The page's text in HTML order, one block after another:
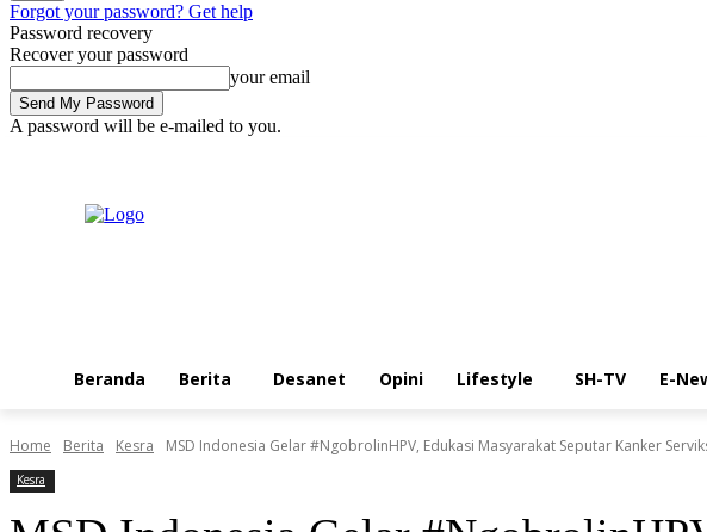
Forgot your password? Get help
Password recovery
Recover your password
your email
A password will be e-mailed to you.
Beranda Berita Desanet Opini Lifestyle SH-TV E-
Home Berita Kesra MSD Indonesia Gelar #NgobrolinHPV, Edukasi Masyarakat Seputar Kanker
Kesra